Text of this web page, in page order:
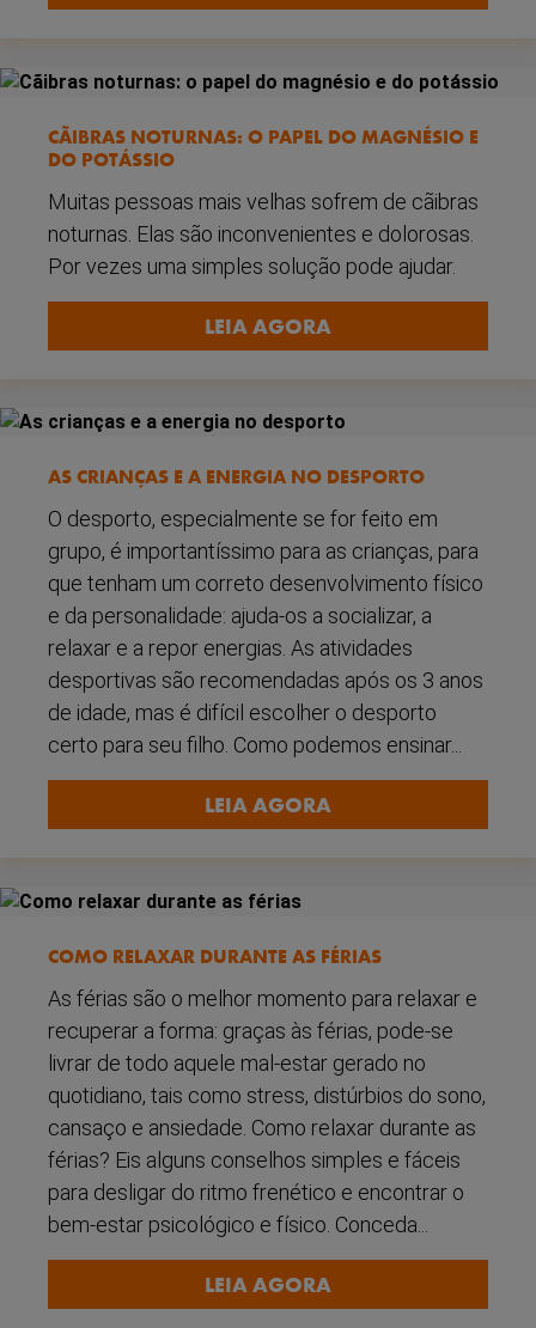
CÃIBRAS NOTURNAS: O PAPEL DO MAGNÉSIO E
DO POTÁSSIO
Muitas pessoas mais velhas sofrem de cãibras
noturnas. Elas são inconvenientes e dolorosas.
Por vezes uma simples solução pode ajudar.
LEIA AGORA
AS CRIANÇAS E A ENERGIA NO DESPORTO
O desporto, especialmente se for feito em
grupo, é importantíssimo para as crianças, para
que tenham um correto desenvolvimento físico
e da personalidade: ajuda-os a socializar, a
relaxar e a repor energias. As atividades
desportivas são recomendadas após os 3 anos
de idade, mas é difícil escolher o desporto
certo para seu filho. Como podemos ensinar...
LEIA AGORA
COMO RELAXAR DURANTE AS FÉRIAS
As férias são o melhor momento para relaxar e
recuperar a forma: graças às férias, pode-se
livrar de todo aquele mal-estar gerado no
quotidiano, tais como stress, distúrbios do sono,
cansaço e ansiedade. Como relaxar durante as
férias? Eis alguns conselhos simples e fáceis
para desligar do ritmo frenético e encontrar o
bem-estar psicológico e físico. Conceda...
LEIA AGORA